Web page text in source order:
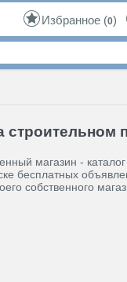
Избранное (0)
магазин -
бесплатных
собственного